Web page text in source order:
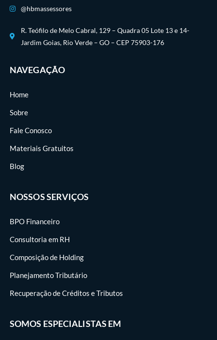
@hbmassessores
R. Teófilo de Melo Cabral, 129 – Quadra 05 Lote 13 e 14-
Jardim Goias, Rio Verde – GO – CEP 75903-176
NAVEGAÇÃO
Home
Sobre
Fale Conosco
Materiais Gratuitos
Blog
NOSSOS SERVIÇOS
BPO Financeiro
Consultoria em RH
Composição de Holding
Planejamento Tributário
Recuperação de Créditos e Tributos
SOMOS ESPECIALISTAS EM